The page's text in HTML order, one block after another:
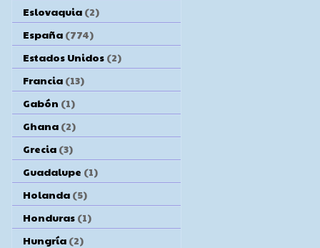
Eslovaquia (2)
España (774)
Estados Unidos (2)
Francia (13)
Gabón (1)
Ghana (2)
Grecia (3)
Guadalupe (1)
Holanda (5)
Honduras (1)
Hungría (2)